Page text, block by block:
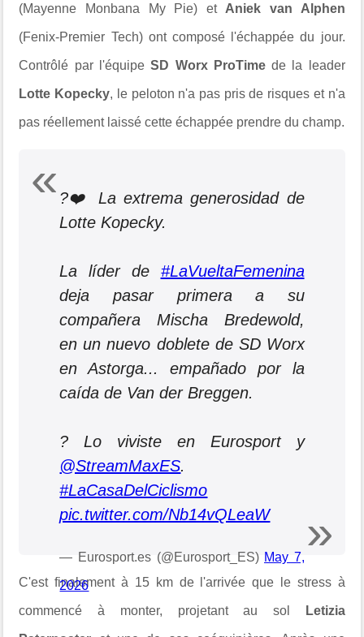
(Mayenne Monbana My Pie) etAniek van Alphen
(Fenix-Premier Tech) ont composé l'échappée du jour.
Contrôlé par l'équipeSD Worx ProTimede la leader
Lotte Kopecky, le peloton n'a pas pris de risques et n'a
pas réellement laissé cette échappée prendre du champ.
?❤️ La extrema generosidad de
Lotte Kopecky.
La líder de #LaVueltaFemenina
deja pasar primera a su
compañera Mischa Bredewold,
en un nuevo doblete de SD Worx
en Astorga... empañado por la
caída de Van der Breggen.
? Lo viviste en Eurosport y
@StreamMaxES.
#LaCasaDelCiclismo
pic.twitter.com/Nb14vQLeaW
— Eurosport.es (@Eurosport_ES) May 7,
2026
C'est finalement à 15 km de l'arrivée que le stress à
commencé à monter, projetant au sol Letizia